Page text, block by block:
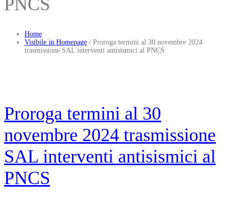
PNCS
Home
Visibile in Homepage / Proroga termini al 30 novembre 2024
trasmissione SAL interventi antisismici al PNCS
Proroga termini al 30
novembre 2024 trasmissione
SAL interventi antisismici al
PNCS